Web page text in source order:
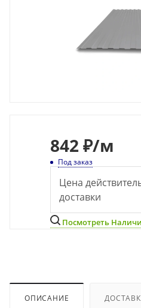
842 ₽/м
Под заказ
Цена
доставки
Посмотреть
ОПИСАНИЕ